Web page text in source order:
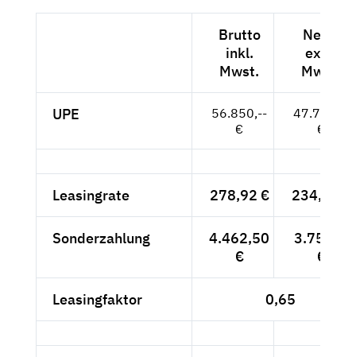
Brutto
inkl.
Mwst.
Netto
exkl.
Mwst.
UPE
56.850,--
€
47.773,--
€
Leasingrate 278,92 € 234,39 €
Sonderzahlung
4.462,50
€
3.750,--
€
Leasingfaktor 0,65